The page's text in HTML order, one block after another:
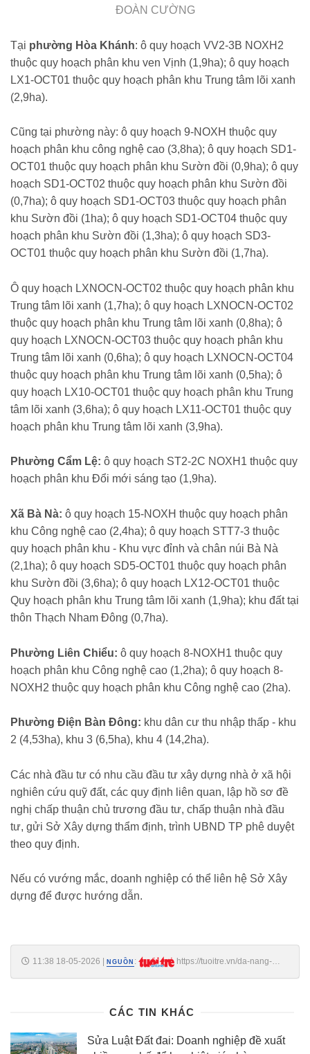
ĐOÀN CƯỜNG
Tại phường Hòa Khánh: ô quy hoạch VV2-3B NOXH2
thuộc quy hoạch phân khu ven Vịnh (1,9ha); ô quy hoạch
LX1-OCT01 thuộc quy hoạch phân khu Trung tâm lõi xanh
(2,9ha).
Cũng tại phường này: ô quy hoạch 9-NOXH thuộc quy
hoạch phân khu công nghệ cao (3,8ha); ô quy hoạch SD1-
OCT01 thuộc quy hoạch phân khu Sườn đồi (0,9ha); ô quy
hoạch SD1-OCT02 thuộc quy hoạch phân khu Sườn đồi
(0,7ha); ô quy hoạch SD1-OCT03 thuộc quy hoạch phân
khu Sườn đồi (1ha); ô quy hoạch SD1-OCT04 thuộc quy
hoạch phân khu Sườn đồi (1,3ha); ô quy hoạch SD3-
OCT01 thuộc quy hoạch phân khu Sườn đồi (1,7ha).
Ô quy hoạch LXNOCN-OCT02 thuộc quy hoạch phân khu
Trung tâm lõi xanh (1,7ha); ô quy hoạch LXNOCN-OCT02
thuộc quy hoạch phân khu Trung tâm lõi xanh (0,8ha); ô
quy hoạch LXNOCN-OCT03 thuộc quy hoạch phân khu
Trung tâm lõi xanh (0,6ha); ô quy hoạch LXNOCN-OCT04
thuộc quy hoạch phân khu Trung tâm lõi xanh (0,5ha); ô
quy hoạch LX10-OCT01 thuộc quy hoạch phân khu Trung
tâm lõi xanh (3,6ha); ô quy hoạch LX11-OCT01 thuộc quy
hoạch phân khu Trung tâm lõi xanh (3,9ha).
Phường Cẩm Lệ: ô quy hoạch ST2-2C NOXH1 thuộc quy
hoạch phân khu Đổi mới sáng tạo (1,9ha).
Xã Bà Nà: ô quy hoạch 15-NOXH thuộc quy hoạch phân
khu Công nghệ cao (2,4ha); ô quy hoạch STT7-3 thuộc
quy hoạch phân khu - Khu vực đỉnh và chân núi Bà Nà
(2,1ha); ô quy hoạch SD5-OCT01 thuộc quy hoạch phân
khu Sườn đồi (3,6ha); ô quy hoạch LX12-OCT01 thuộc
Quy hoạch phân khu Trung tâm lõi xanh (1,9ha); khu đất tại
thôn Thạch Nham Đông (0,7ha).
Phường Liên Chiểu: ô quy hoạch 8-NOXH1 thuộc quy
hoạch phân khu Công nghệ cao (1,2ha); ô quy hoạch 8-
NOXH2 thuộc quy hoạch phân khu Công nghệ cao (2ha).
Phường Điện Bàn Đông: khu dân cư thu nhập thấp - khu
2 (4,53ha), khu 3 (6,5ha), khu 4 (14,2ha).
Các nhà đầu tư có nhu cầu đầu tư xây dựng nhà ở xã hội
nghiên cứu quỹ đất, các quy định liên quan, lập hồ sơ đề
nghị chấp thuận chủ trương đầu tư, chấp thuận nhà đầu
tư, gửi Sở Xây dựng thẩm định, trình UBND TP phê duyệt
theo quy định.
Nếu có vướng mắc, doanh nghiệp có thể liên hệ Sở Xây
dựng để được hướng dẫn.
11:38 18-05-2026 NGUỒN :
https://tuoitre.vn/da-nang-
CÁC TIN KHÁC
Sửa Luật Đất đai: Doanh nghiệp đề xuất